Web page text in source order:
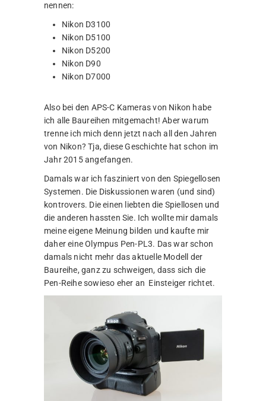
nennen:
Nikon D3100
Nikon D5100
Nikon D5200
Nikon D90
Nikon D7000
Also bei den APS-C Kameras von Nikon habe
ich alle Baureihen mitgemacht! Aber warum
trenne ich mich denn jetzt nach all den Jahren
von Nikon? Tja, diese Geschichte hat schon im
Jahr 2015 angefangen.
Damals war ich fasziniert von den Spiegellosen
Systemen. Die Diskussionen waren (und sind)
kontrovers. Die einen liebten die Spiellosen und
die anderen hassten Sie. Ich wollte mir damals
meine eigene Meinung bilden und kaufte mir
daher eine Olympus Pen-PL3. Das war schon
damals nicht mehr das aktuelle Modell der
Baureihe, ganz zu schweigen, dass sich die
Pen-Reihe sowieso eher an Einsteiger richtet.